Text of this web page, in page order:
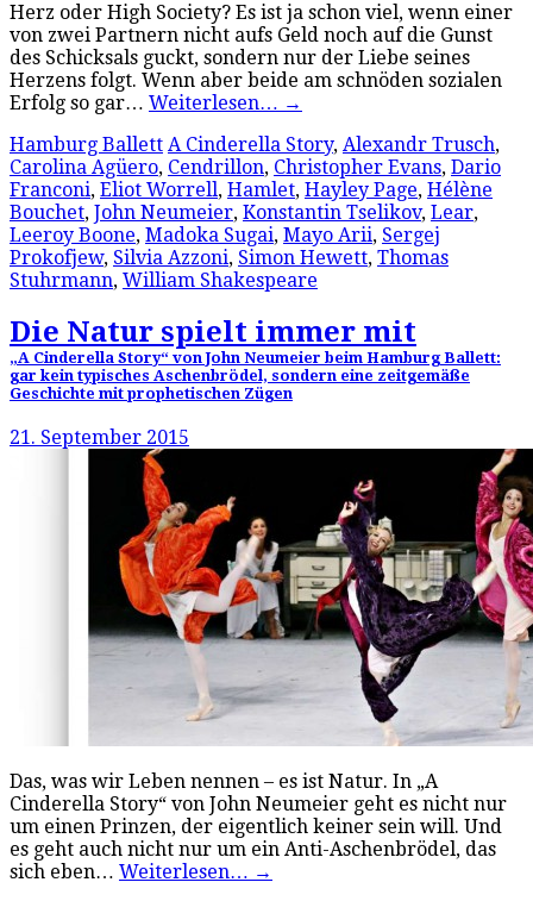
Herz oder High Society? Es ist ja schon viel, wenn einer
von zwei Partnern nicht aufs Geld noch auf die Gunst
des Schicksals guckt, sondern nur der Liebe seines
Herzens folgt. Wenn aber beide am schnöden sozialen
Erfolg so gar… Weiterlesen… →
Hamburg Ballett A Cinderella Story, Alexandr Trusch,
Carolina Agüero, Cendrillon, Christopher Evans, Dario
Franconi, Eliot Worrell, Hamlet, Hayley Page, Hélène
Bouchet, John Neumeier, Konstantin Tselikov, Lear,
Leeroy Boone, Madoka Sugai, Mayo Arii, Sergej
Prokofjew, Silvia Azzoni, Simon Hewett, Thomas
Stuhrmann, William Shakespeare
Die Natur spielt immer mit
„A Cinderella Story“ von John Neumeier beim Hamburg Ballett:
gar kein typisches Aschenbrödel, sondern eine zeitgemäße
Geschichte mit prophetischen Zügen
21. September 2015
Das, was wir Leben nennen – es ist Natur. In „A
Cinderella Story“ von John Neumeier geht es nicht nur
um einen Prinzen, der eigentlich keiner sein will. Und
es geht auch nicht nur um ein Anti-Aschenbrödel, das
sich eben… Weiterlesen… →